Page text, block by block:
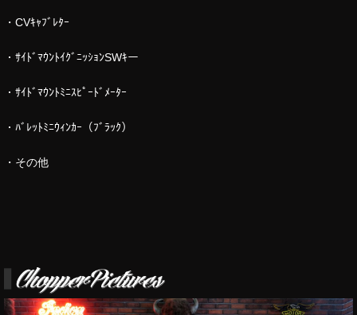
・CVｷｬﾌﾞﾚﾀｰ
・ｻｲﾄﾞﾏｳﾝﾄｲｸﾞﾆｯｼｮﾝSWｷー
・ｻｲﾄﾞﾏｳﾝﾄﾐﾆｽﾋﾟｰﾄﾞﾒｰﾀｰ
・ﾊﾞﾚｯﾄﾐﾆｳｨﾝｶｰ（ﾌﾞﾗｯｸ）
・その他